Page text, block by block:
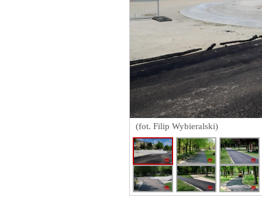
(fot. Filip Wybieralski)